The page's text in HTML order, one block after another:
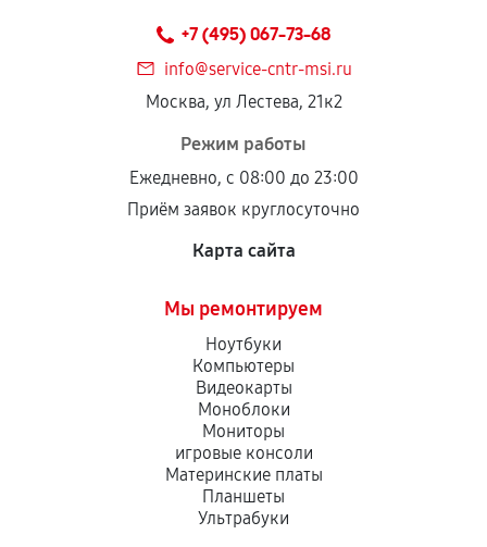
+7 (495) 067-73-68
info@service-cntr-msi.ru
Москва, ул Лестева, 21к2
Режим работы
Ежедневно, с 08:00 до 23:00
Приём заявок круглосуточно
Карта сайта
Мы ремонтируем
Ноутбуки
Компьютеры
Видеокарты
Моноблоки
Мониторы
игровые консоли
Материнские платы
Планшеты
Ультрабуки